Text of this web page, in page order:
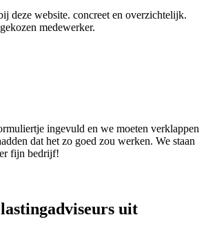
deze website. concreet en overzichtelijk.
medewerker.
ingevuld en we moeten verklappen
dat het zo goed zou werken. We staan
fijn bedrijf!
uit